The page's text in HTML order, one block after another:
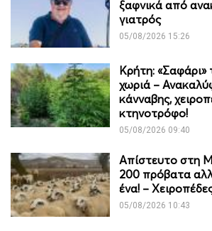
ξαφνικά από
γιατρός
05/08/2026 15:26
Κρήτη: «Σαφάρι»
χωριά –
κάνναβης,
κτηνοτρόφο!
05/08/2026 09:40
Απίστευτο στη
200 πρόβατα
ένα! –
05/08/2026 10:43